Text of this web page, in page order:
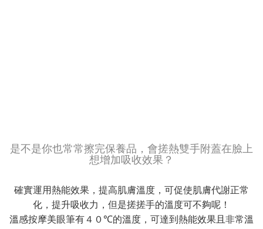
是不是你也常常擦完保養品，會搓熱雙手附蓋在臉上
想增加吸收效果？
確實運用熱能效果，提高肌膚溫度，可促使肌膚代謝正常
化，提升吸收力，但是搓搓手的溫度可不夠呢！
溫感按摩美眼筆有４０℃的溫度，可達到熱能效果且非常溫